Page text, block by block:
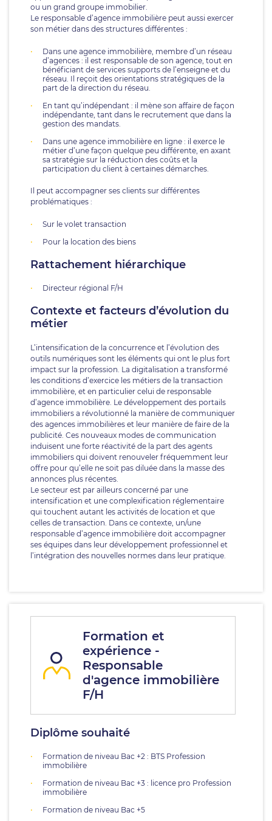
ou un grand groupe immobilier.
Le responsable d’agence immobilière peut aussi exercer
son métier dans des structures différentes :
Dans une agence immobilière, membre d’un réseau
d’agences : il est responsable de son agence, tout en
bénéficiant de services supports de l’enseigne et du
réseau. Il reçoit des orientations stratégiques de la
part de la direction du réseau.
En tant qu’indépendant : il mène son affaire de façon
indépendante, tant dans le recrutement que dans la
gestion des mandats.
Dans une agence immobilière en ligne : il exerce le
métier d’une façon quelque peu différente, en axant
sa stratégie sur la réduction des coûts et la
participation du client à certaines démarches.
Il peut accompagner ses clients sur différentes
problématiques :
Sur le volet transaction
Pour la location des biens
Rattachement hiérarchique
Directeur régional F/H
Contexte et facteurs d’évolution du
métier
L’intensification de la concurrence et l’évolution des
outils numériques sont les éléments qui ont le plus fort
impact sur la profession. La digitalisation a transformé
les conditions d’exercice les métiers de la transaction
immobilière, et en particulier celui de responsable
d’agence immobilière. Le développement des portails
immobiliers a révolutionné la manière de communiquer
des agences immobilières et leur manière de faire de la
publicité. Ces nouveaux modes de communication
induisent une forte réactivité de la part des agents
immobiliers qui doivent renouveler fréquemment leur
offre pour qu’elle ne soit pas diluée dans la masse des
annonces plus récentes.
Le secteur est par ailleurs concerné par une
intensification et une complexification réglementaire
qui touchent autant les activités de location et que
celles de transaction. Dans ce contexte, un/une
responsable d’agence immobilière doit accompagner
ses équipes dans leur développement professionnel et
l’intégration des nouvelles normes dans leur pratique.
Formation et
expérience -
Responsable
d'agence immobilière
F/H
Diplôme souhaité
Formation de niveau Bac +2 : BTS Profession
immobilière
Formation de niveau Bac +3 : licence pro Profession
immobilière
Formation de niveau Bac +5